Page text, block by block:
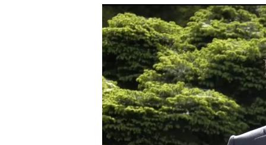
Gen. Pawlikowski: Przywiozłem cenną lekcję z